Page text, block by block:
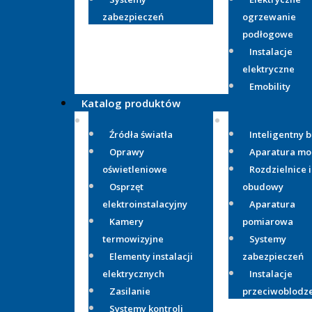
zabezpieczeń
ogrzewanie
podłogowe
Instalacje
elektryczne
Emobility
Katalog produktów
Źródła światła
Oprawy
oświetleniowe
Osprzęt
elektroinstalacyjny
Kamery
termowizyjne
Elementy instalacji
elektrycznych
Zasilanie
Systemy kontroli
Inteligentny
Aparatura
Rozdzielnice i
obudowy
Aparatura
pomiarowa
Systemy
zabezpieczeń
Instalacje